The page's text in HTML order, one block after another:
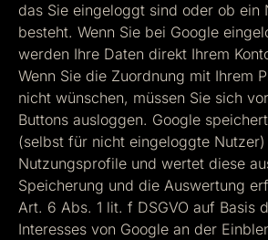
das Sie eingeloggt sind oder ob ein
besteht. Wenn Sie bei Google
werden Ihre Daten direkt Ihrem
Wenn Sie die Zuordnung mit Ihrem
nicht wünschen, müssen Sie sich
Buttons ausloggen. Google
(selbst für nicht eingeloggte
Nutzungsprofile und wertet diese
Speicherung und die Auswertung
Art. 6 Abs. 1 lit. f DSGVO auf Basis
Interesses von Google an der